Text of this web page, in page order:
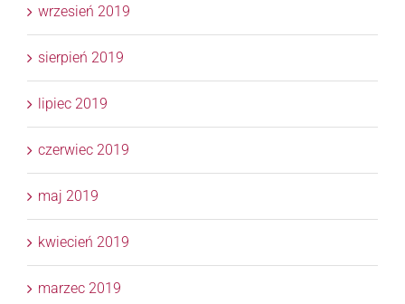
wrzesień 2019
sierpień 2019
lipiec 2019
czerwiec 2019
maj 2019
kwiecień 2019
marzec 2019